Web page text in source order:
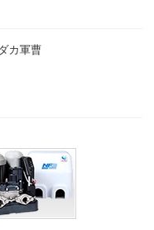
カ軍曹